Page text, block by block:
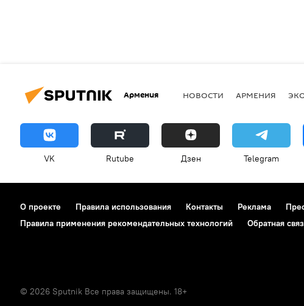
Армения НОВОСТИ АРМЕНИЯ
VK Rutube Дзен Telegram
О проекте Правила использования Контакты Реклама
Правила применения рекомендательных технологий
Обратная
© 2026 Sputnik Все права защищены. 18+